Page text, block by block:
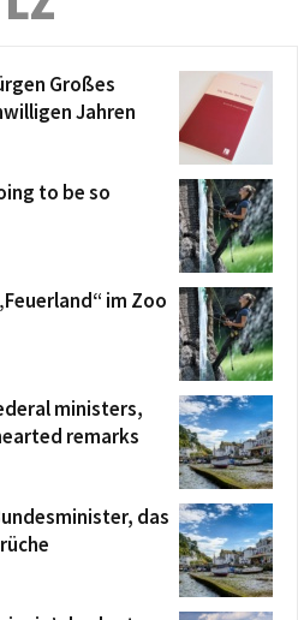
Großes
Jahren
to be so
im Zoo
ministers,
remarks
das